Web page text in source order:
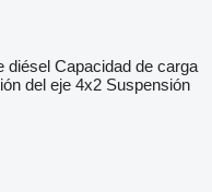
diésel Capacidad de carga
del eje 4x2 Suspensión